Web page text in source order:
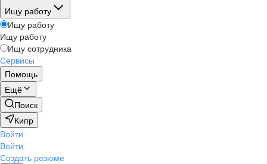
Ищу работу
Ищу работу
Ищу работу
Ищу сотрудника
Сервисы
Помощь
Ещё
Поиск
Кипр
Войти
Войти
Создать резюме